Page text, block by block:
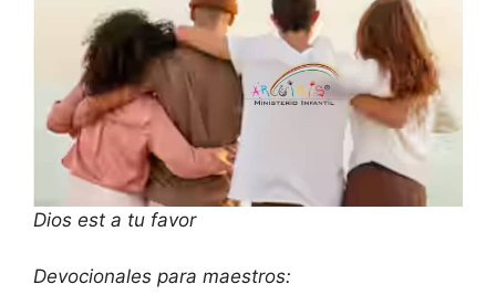
Dios est a tu favor
Devocionales para maestros: